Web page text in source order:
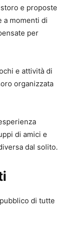
e proposte
a momenti di
per
e attività di
organizzata
di amici e
dal solito.
di tutte